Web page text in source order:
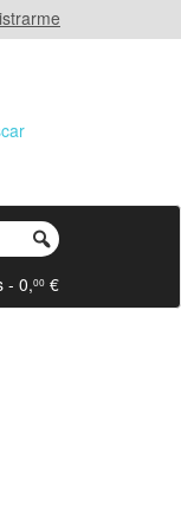
- 0,00 €